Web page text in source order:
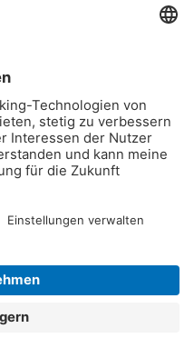
zu finden.
Funktionen,